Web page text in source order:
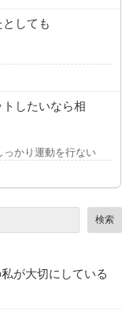
しても
したいなら相
かり運動を行ないなが
検索
が大切にしている